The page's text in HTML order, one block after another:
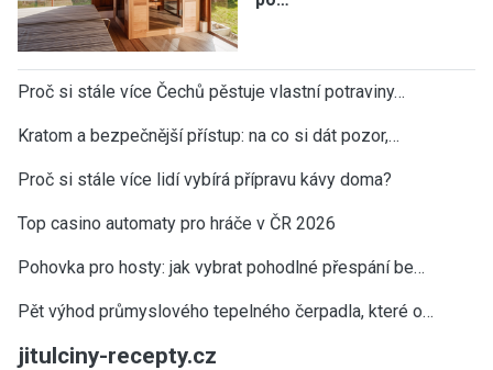
Proč si stále více Čechů pěstuje vlastní potraviny…
Kratom a bezpečnější přístup: na co si dát pozor,…
Proč si stále více lidí vybírá přípravu kávy doma?
Top casino automaty pro hráče v ČR 2026
Pohovka pro hosty: jak vybrat pohodlné přespání be…
Pět výhod průmyslového tepelného čerpadla, které o…
jitulciny-recepty.cz